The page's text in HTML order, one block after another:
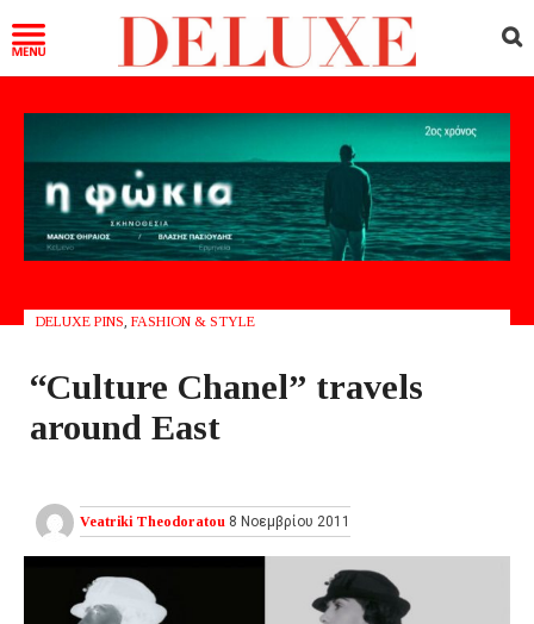
DELUXE PINS FASHION & STYLE
“Culture Chanel” travels
around Εast
Veatriki Theodoratou 8 Νοεμβρίου 2011